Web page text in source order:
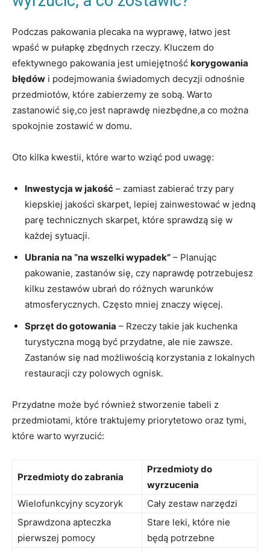
Podczas pakowania ⁢plecaka na wyprawę, łatwo jest
wpaść w pułapkę zbędnych rzeczy. Kluczem do
efektywnego pakowania jest umiejętność korygowania
błędów ⁣i podejmowania świadomych decyzji odnośnie
przedmiotów, które zabierzemy ze sobą. Warto
⁢zastanowić się,co jest naprawdę niezbędne,a co ​można
spokojnie zostawić ⁤w domu.
Oto ⁣kilka kwestii, które⁢ warto wziąć pod uwagę:
Inwestycja w jakość – zamiast ⁢zabierać trzy pary
kiepskiej jakości skarpet, lepiej zainwestować w jedną
parę⁣ technicznych skarpet, które sprawdzą się⁣ w⁤
każdej sytuacji.
Ubrania na “na wszelki wypadek” – Planując
pakowanie, zastanów się, czy naprawdę potrzebujesz
kilku zestawów ⁤ubrań do różnych warunków⁢
atmosferycznych. Często mniej‌ znaczy więcej.
Sprzęt do gotowania – Rzeczy takie jak kuchenka
turystyczna mogą być przydatne, ale nie zawsze.
Zastanów się nad możliwością korzystania z lokalnych
restauracji czy polowych ‍ognisk.
Przydatne może​ być również stworzenie tabeli z
przedmiotami, ​które traktujemy priorytetowo oraz ⁤tymi,
które warto wyrzucić:
Przedmioty do zabrania
Przedmioty do
wyrzucenia
Wielofunkcyjny scyzoryk
Cały zestaw narzędzi
Sprawdzona apteczka
pierwszej pomocy
Stare leki, które nie
będą potrzebne